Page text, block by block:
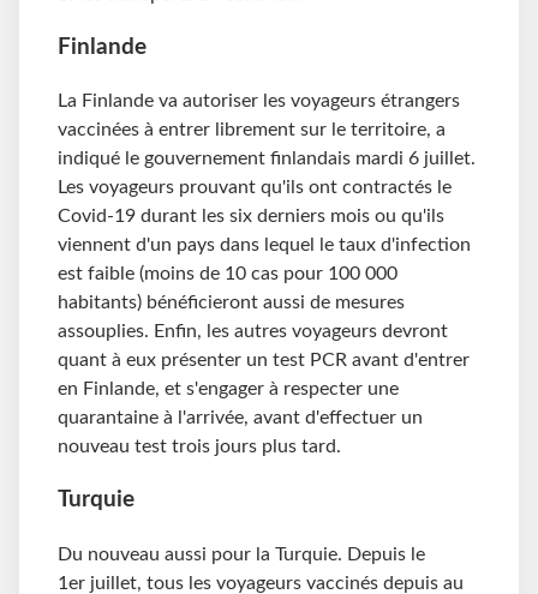
Finlande
La Finlande va autoriser les voyageurs étrangers
vaccinées à entrer librement sur le territoire, a
indiqué le gouvernement finlandais mardi 6 juillet.
Les voyageurs prouvant qu'ils ont contractés le
Covid-19 durant les six derniers mois ou qu'ils
viennent d'un pays dans lequel le taux d'infection
est faible (moins de 10 cas pour 100 000
habitants) bénéficieront aussi de mesures
assouplies. Enfin, les autres voyageurs devront
quant à eux présenter un test PCR avant d'entrer
en Finlande, et s'engager à respecter une
quarantaine à l'arrivée, avant d'effectuer un
nouveau test trois jours plus tard.
Turquie
Du nouveau aussi pour la Turquie. Depuis le
1er juillet, tous les voyageurs vaccinés depuis au